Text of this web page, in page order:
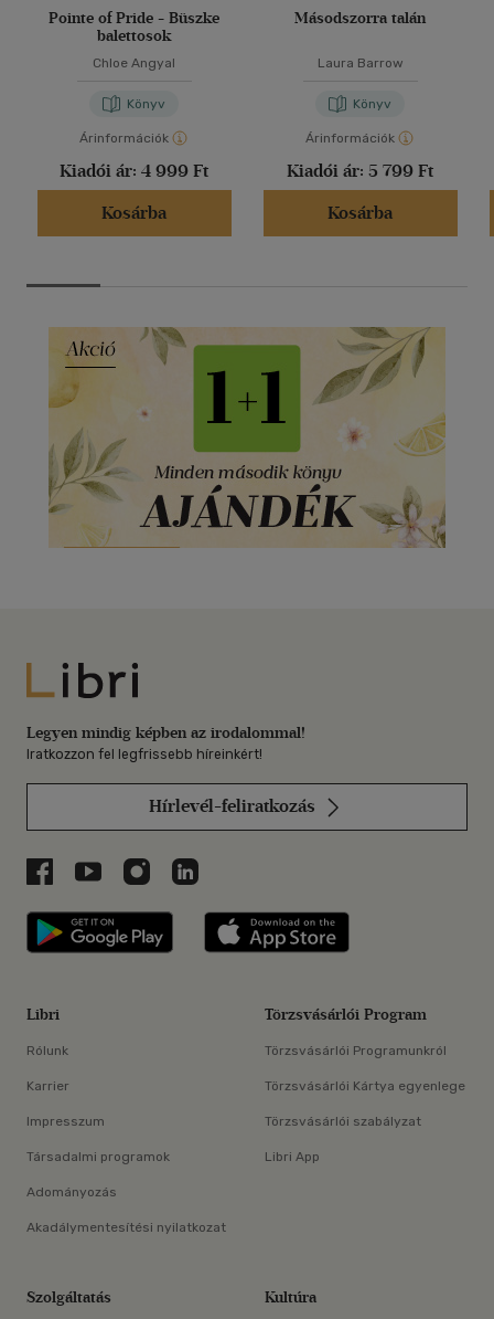
Pointe of Pride - Büszke
balettosok
Chloe Angyal
Könyv
Árinformációk
Kiadói ár: 4 999 Ft
Kosárba
Másodszorra talán
Laura Barrow
Könyv
Árinformációk
Kiadói ár: 5 799 Ft
Kosárba
Libri
Legyen mindig képben az irodalommal!
Iratkozzon fel legfrissebb híreinkért!
Hírlevél-feliratkozás
Libri a Facebookon
Libri a Youtube-on
Libri az Instagramon
Libri a LinkedInen
Libri applikáció Szerezd meg: Google
Libri
Rólunk
Karrier
Impresszum
Társadalmi programok
Adományozás
Akadálymentesítési nyilatkozat
Törzsvásárlói Program
Törzsvásárlói Programunkról
Törzsvásárlói Kártya egyenlege
Törzsvásárlói szabályzat
Libri App
Szolgáltatás Kultúra